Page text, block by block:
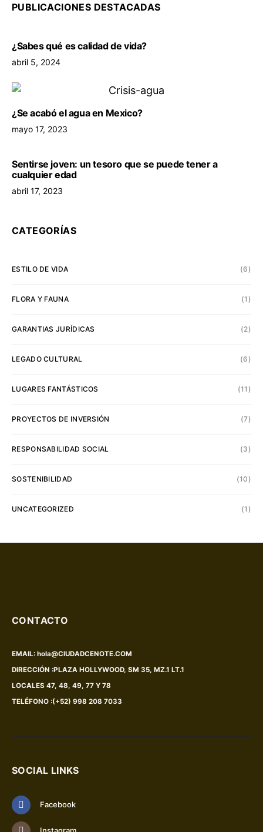
PUBLICACIONES DESTACADAS
¿Sabes qué es calidad de vida?
abril 5, 2024
¿Se acabó el agua en Mexico?
mayo 17, 2023
Sentirse joven: un tesoro que se puede tener a
cualquier edad
abril 17, 2023
CATEGORÍAS
ESTILO DE VIDA (6)
FLORA Y FAUNA (1)
GARANTIAS JURÍDICAS (2)
LEGADO CULTURAL (6)
LUGARES FANTÁSTICOS (11)
PROYECTOS DE INVERSIÓN (7)
RESPONSABILIDAD SOCIAL (3)
SOSTENIBILIDAD (10)
UNCATEGORIZED (1)
CONTACTO
EMAIL: hola@CIUDADCENOTE.COM
DIRECCIÓN :PLAZA HOLLYWOOD, SM 35, MZ.1 LT.1
LOCALES 47, 48, 49, 77 Y 78
TELÉFONO :(+52) 998 208 7033
SOCIAL LINKS
Facebook